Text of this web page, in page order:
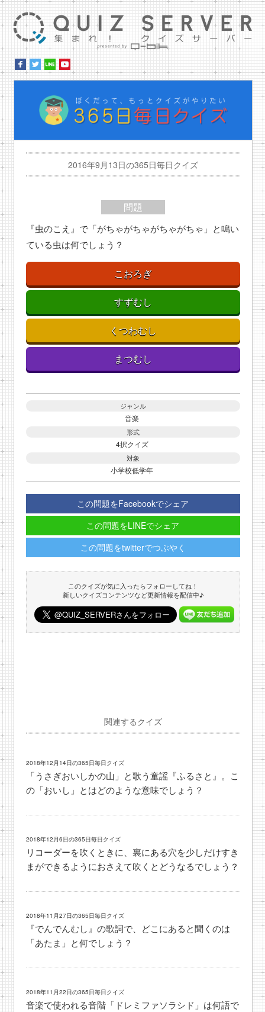
2016年9月13日の365日毎日クイズ
問題
『虫のこえ』で「がちゃがちゃがちゃがちゃ」と鳴い
ている虫は何でしょう？
こおろぎ
すずむし
くつわむし
まつむし
ジャンル
音楽
形式
4択クイズ
対象
小学校低学年
この問題をFacebookでシェア
この問題をLINEでシェア
この問題をtwitterでつぶやく
このクイズが気に入ったらフォローしてね！
新しいクイズコンテンツなど更新情報を配信中♪
関連するクイズ
2018年12月14日の365日毎日クイズ
「うさぎおいしかの山」と歌う童謡『ふるさと』。こ
の「おいし」とはどのような意味でしょう？
2018年12月6日の365日毎日クイズ
リコーダーを吹くときに、裏にある穴を少しだけすき
まができるようにおさえて吹くとどうなるでしょう？
2018年11月27日の365日毎日クイズ
『でんでんむし』の歌詞で、どこにあると聞くのは
「あたま」と何でしょう？
2018年11月22日の365日毎日クイズ
音楽で使われる音階「ドレミファソラシド」は何語で